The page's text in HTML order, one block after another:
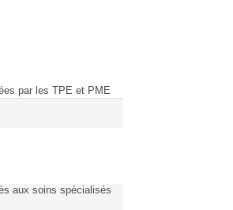
par les TPE et PME
aux soins spécialisés